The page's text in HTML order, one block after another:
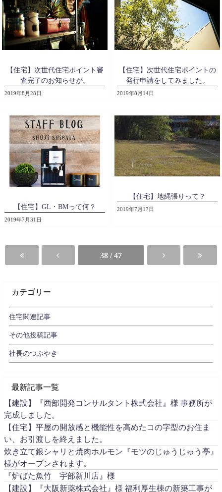
【住宅】次世代住宅ポイント審
査完了のお知らせが。
2019年8月28日
【住宅】次世代住宅ポイントの
発行申請をしてみました。
2019年8月14日
【住宅】GL・BMって何？
2019年7月31日
【住宅】地縄張りって？
2019年7月17日
38 / 47
カテゴリー
住宅関連記事
その他投稿記事
社長のつぶやき
最新記事一覧
【建設】『西部開発コンサルタント株式会社』様 事務所が
完成しました。
【住宅】平屋の開放感と機能性を高めたコの字型のお住ま
い、お引渡しを終えました。
炊き立て銀シャリと焼肉ホルモン『モツのじゅうじゅう亭』
様がオープンされます。
『炉ばた魚竹 宇部新川店』様
【建設】『大阪新薬株式会社』様 福利厚生棟の新築工事が